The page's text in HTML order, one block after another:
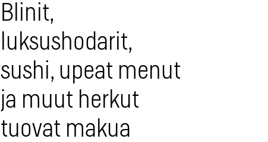
Blinit,
luksushodarit,
sushi, upeat menut
ja muut herkut
tuovat makua